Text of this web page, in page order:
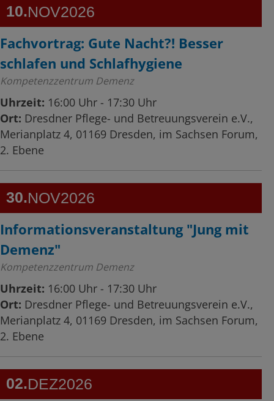
10 NOV2026
Fachvortrag: Gute Nacht?! Besser
schlafen und Schlafhygiene
Kompetenzzentrum Demenz
Uhrzeit: 16:00 Uhr - 17:30 Uhr
Ort: Dresdner Pflege- und Betreuungsverein e.V.,
Merianplatz 4, 01169 Dresden, im Sachsen Forum,
2. Ebene
30 NOV2026
Informationsveranstaltung "Jung mit
Demenz"
Kompetenzzentrum Demenz
Uhrzeit: 16:00 Uhr - 17:30 Uhr
Ort: Dresdner Pflege- und Betreuungsverein e.V.,
Merianplatz 4, 01169 Dresden, im Sachsen Forum,
2. Ebene
02 DEZ2026